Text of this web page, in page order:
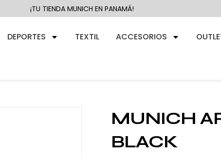
¡TU TIENDA MUNICH EN PANAMÁ!
DEPORTES TEXTIL ACCESORIOS
MUNICH
BLACK